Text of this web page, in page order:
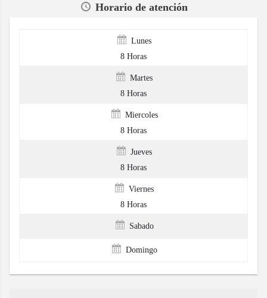
Horario de atención
Lunes
8 Horas
Martes
8 Horas
Miercoles
8 Horas
Jueves
8 Horas
Viernes
8 Horas
Sabado
Domingo